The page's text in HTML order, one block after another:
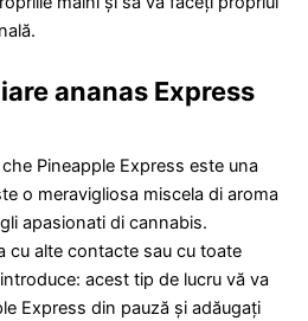
ananas Express
Pineapple Express este una
o meravigliosa miscela di aroma
apasionati di cannabis.
cu alte contacte sau cu toate
acest tip de lucru vă va
Express din pauză și adăugați